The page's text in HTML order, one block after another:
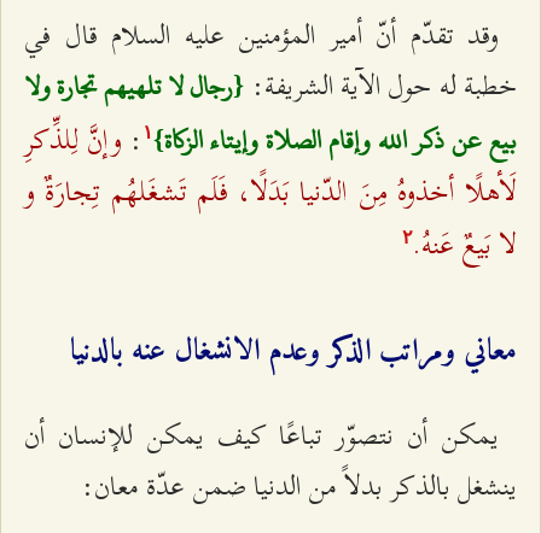
وقد تقدّم أنّ أمير المؤمنين عليه السلام قال في
خطبة له حول الآية الشريفة: {رجال لا تلهيهم تجارة ولا
بيع عن ذكر الله وإقام الصلاة وإيتاء الزكاة}۱ : وإنَّ لِلذِّكرِ
لَأهلًا أخذوهُ مِنَ الدّنيا بَدَلًا، فَلَم تَشغَلهُم تِجارَةٌ و
لا بَيعٌ عَنهُ.٢
معاني ومراتب الذكر وعدم الانشغال عنه بالدنيا
يمكن أن نتصوّر تباعًا كيف يمكن للإنسان أن
ينشغل بالذكر بدلاً من الدنيا ضمن عدّة معان: